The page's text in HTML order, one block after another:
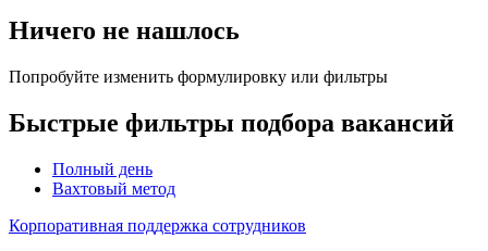
Ничего не нашлось
Попробуйте изменить формулировку или фильтры
Быстрые фильтры подбора вакансий
Полный день
Вахтовый метод
Корпоративная поддержка сотрудников